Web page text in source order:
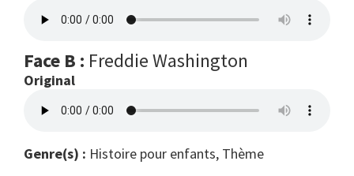
Face B : Freddie Washington
Original
Genre(s) : Histoire pour enfants, Thème